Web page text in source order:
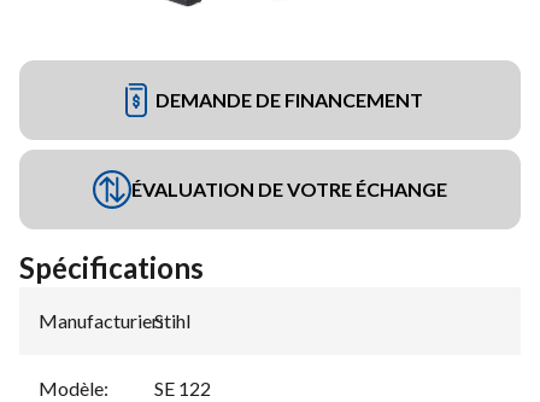
DEMANDE DE FINANCEMENT
ÉVALUATION DE VOTRE ÉCHANGE
Spécifications
Manufacturier:
Stihl
Modèle: SE 122